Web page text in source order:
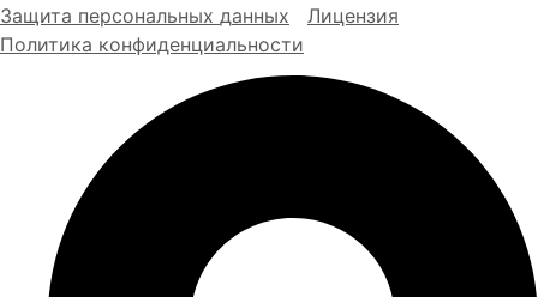
Защита персональных данных
Лицензия
Политика конфиденциальности